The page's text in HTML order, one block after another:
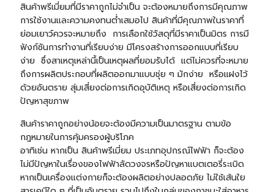
สินค้าพรีเมี่ยมที่มีราคาถูกไม่จำเป็น จะต้องหมายถึงการมีคุณภาพ
การใช้งานและความคงทนต่ำเสมอไป สินค้าที่มีคุณภาพในราคาที่
ย่อมเยาว์ควรจะหมายถึง การเลือกใช้วัสดุที่มีราคาเป็นมิตร การมี
ฟังก์ชันการทำงานที่เรียบง่าย มีโครงสร้างการออกแบบที่เรียบ
ง่าย ซึ่งสาเหตุเหล่านี้เป็นเหตุผลที่ยอมรับได้ แต่ไม่ควรที่จะหมาย
ถึงการผลิตประกอบที่ผลิตออกมาแบบชุ่ย ๆ มักง่าย หรือแฝงไว้
ด้วยอันตราย สุ่มเสี่ยงต่อการเกิดอุบัติเหตุ หรือเสี่ยงต่อการเกิด
ปัญหาสุขภาพ
สินค้าราคาถูกอย่างน้อยจะต้องมีความเป็นมาตรฐาน ตามข้อ
กฎหมายในการคุ้มครองผู้บริโภค
อาทิเช่น หากเป็น สินค้าพรีเมี่ยม ประเภทอุปกรณ์ไฟฟ้า ก็จะต้อง
ไม่มีปัญหาในเรื่องของไฟฟ้าลัดวงจรหรือปัญหาแบตเตอรี่ระเบิด
หากเป็นเครื่องแต่งกายก็จะต้องผลิตอย่างปลอดภัย ไม่ใช้เส้นใย